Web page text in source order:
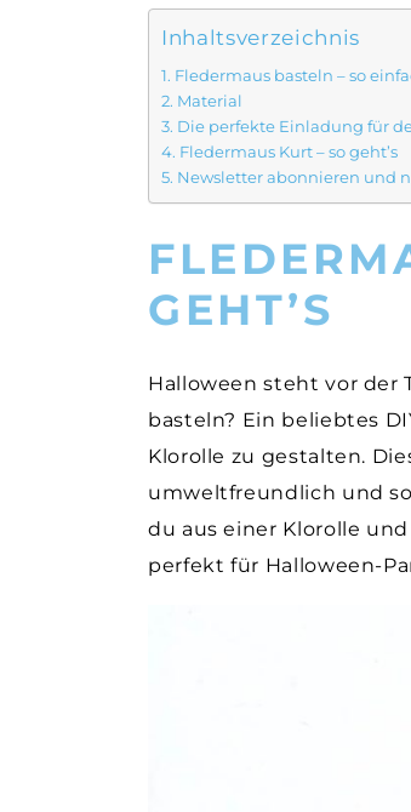
Inhaltsverzeichnis
Fledermaus basteln – so
Material
Die perfekte Einladung für
Fledermaus Kurt – so geht’s
Newsletter abonnieren und
GEHT’S
Halloween steht vor der
basteln? Ein beliebtes
Klorolle zu gestalten.
umweltfreundlich und
du aus einer Klorolle
perfekt für Halloween-